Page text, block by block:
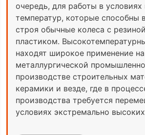
очередь, для работы в условиях
температур, которые способны
строя обычные колеса с
пластиком.
находят широкое применение
металлургической
производстве строительных
керамики и везде, где в
производства требуется
условиях экстремально